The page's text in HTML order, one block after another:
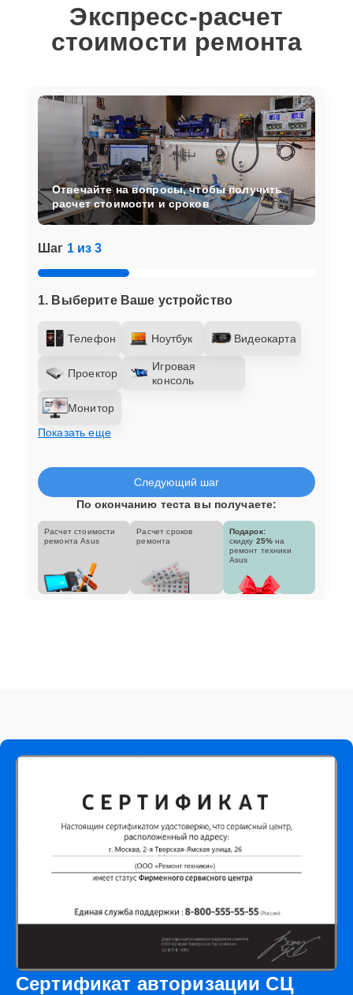
Экспресс-расчет
стоимости ремонта
Шаг 1 из 3
1. Выберите Ваше устройство
Телефон Ноутбук Видеокарта
Проектор
Игровая
консоль
Монитор
Показать еще
Отвечайте на вопросы, чтобы получить
расчет стоимости и сроков
Следующий шаг
По окончанию теста вы получаете:
Расчет стоимости
ремонта Asus
Расчет сроков
ремонта
Подарок:
скидку 25% на
ремонт техники
Asus
Сертификат авторизации СЦ